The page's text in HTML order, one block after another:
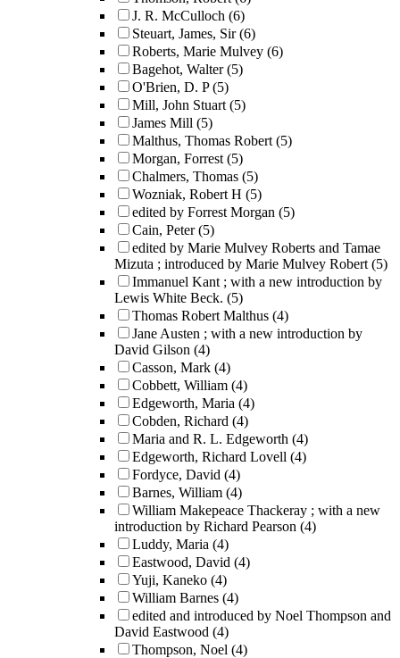
J. R. McCulloch (6)
Steuart, James, Sir (6)
Roberts, Marie Mulvey (6)
Bagehot, Walter (5)
O'Brien, D. P (5)
Mill, John Stuart (5)
James Mill (5)
Malthus, Thomas Robert (5)
Morgan, Forrest (5)
Chalmers, Thomas (5)
Wozniak, Robert H (5)
edited by Forrest Morgan (5)
Cain, Peter (5)
edited by Marie Mulvey Roberts and Tamae
Mizuta ; introduced by Marie Mulvey Robert (5)
Immanuel Kant ; with a new introduction by
Lewis White Beck. (5)
Thomas Robert Malthus (4)
Jane Austen ; with a new introduction by
David Gilson (4)
Casson, Mark (4)
Cobbett, William (4)
Edgeworth, Maria (4)
Cobden, Richard (4)
Maria and R. L. Edgeworth (4)
Edgeworth, Richard Lovell (4)
Fordyce, David (4)
Barnes, William (4)
William Makepeace Thackeray ; with a new
introduction by Richard Pearson (4)
Luddy, Maria (4)
Eastwood, David (4)
Yuji, Kaneko (4)
William Barnes (4)
edited and introduced by Noel Thompson and
David Eastwood (4)
Thompson, Noel (4)